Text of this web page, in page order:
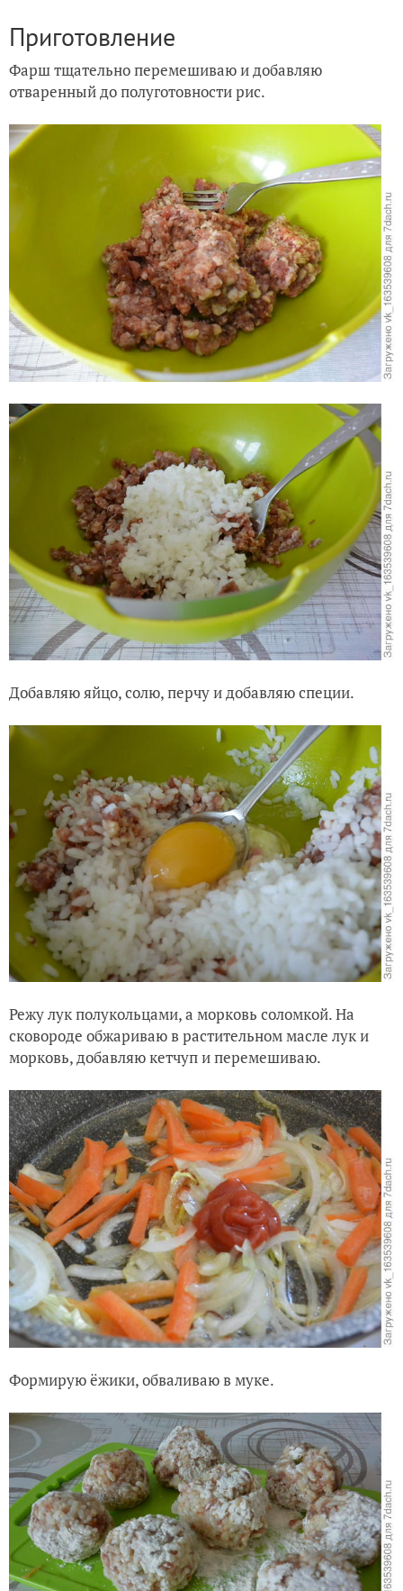
Приготовление
Фарш тщательно перемешиваю и добавляю
отваренный до полуготовности рис.
Добавляю яйцо, солю, перчу и добавляю специи.
Режу лук полукольцами, а морковь соломкой. На
сковороде обжариваю в растительном масле лук и
морковь, добавляю кетчуп и перемешиваю.
Формирую ёжики, обваливаю в муке.